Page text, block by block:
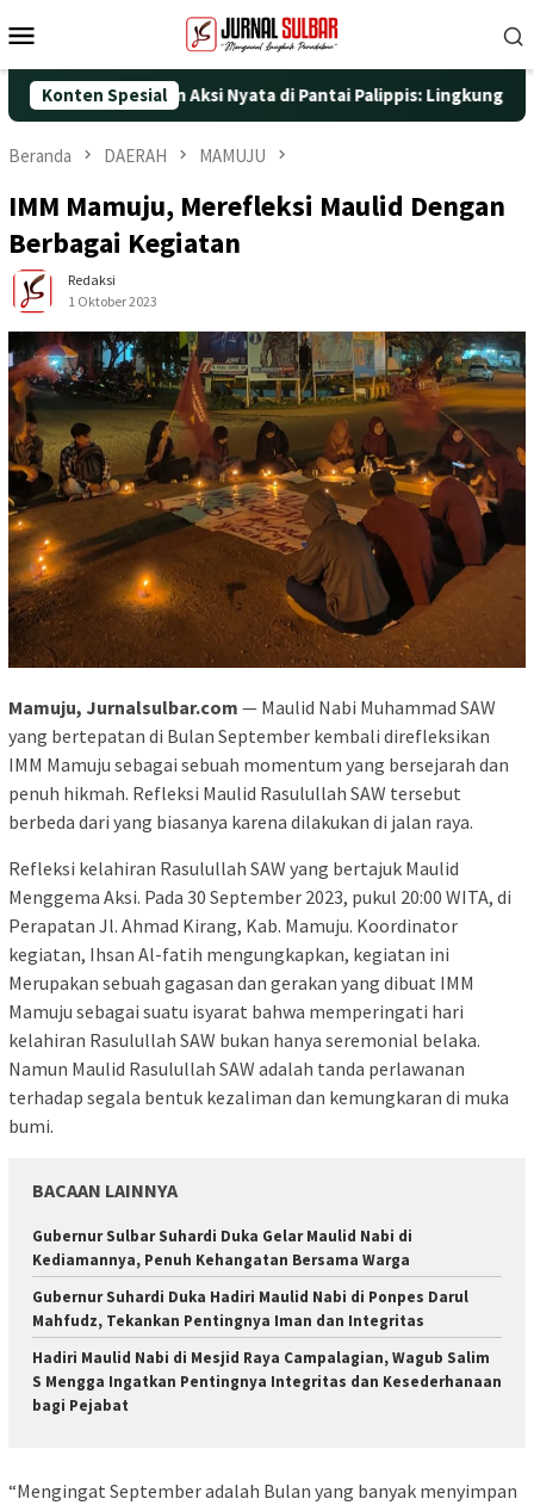
ke
Mobile
Konten Spesial
25 dengan Aksi Nyata di Pantai Palippis: Lingkungan dan
Beranda DAERAH MAMUJU
IMM Mamuju, Merefleksi Maulid Dengan
Berbagai Kegiatan
Redaksi
1 Oktober 2023
Mamuju, Jurnalsulbar.com — Maulid Nabi Muhammad SAW
yang bertepatan di Bulan September kembali direfleksikan
IMM Mamuju sebagai sebuah momentum yang bersejarah dan
penuh hikmah. Refleksi Maulid Rasulullah SAW tersebut
berbeda dari yang biasanya karena dilakukan di jalan raya.
Refleksi kelahiran Rasulullah SAW yang bertajuk Maulid
Menggema Aksi. Pada 30 September 2023, pukul 20:00 WITA, di
Perapatan Jl. Ahmad Kirang, Kab. Mamuju. Koordinator
kegiatan, Ihsan Al-fatih mengungkapkan, kegiatan ini
Merupakan sebuah gagasan dan gerakan yang dibuat IMM
Mamuju sebagai suatu isyarat bahwa memperingati hari
kelahiran Rasulullah SAW bukan hanya seremonial belaka.
Namun Maulid Rasulullah SAW adalah tanda perlawanan
terhadap segala bentuk kezaliman dan kemungkaran di muka
bumi.
BACAAN LAINNYA
Gubernur Sulbar Suhardi Duka Gelar Maulid Nabi di
Kediamannya, Penuh Kehangatan Bersama Warga
Gubernur Suhardi Duka Hadiri Maulid Nabi di Ponpes Darul
Mahfudz, Tekankan Pentingnya Iman dan Integritas
Hadiri Maulid Nabi di Mesjid Raya Campalagian, Wagub Salim
S Mengga Ingatkan Pentingnya Integritas dan Kesederhanaan
bagi Pejabat
“Mengingat September adalah Bulan yang banyak menyimpan